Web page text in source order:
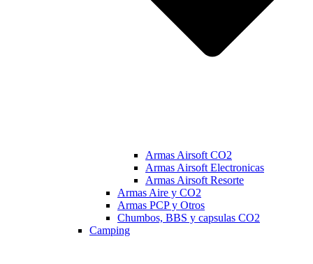
Armas Airsoft CO2
Armas Airsoft Electronicas
Armas Airsoft Resorte
Armas Aire y CO2
Armas PCP y Otros
Chumbos, BBS y capsulas CO2
Camping